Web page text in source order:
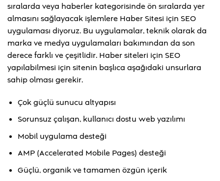
sıralarda veya haberler kategorisinde ön sıralarda yer
almasını sağlayacak işlemlere Haber Sitesi için SEO
uygulaması diyoruz. Bu uygulamalar, teknik olarak da
marka ve medya uygulamaları bakımından da son
derece farklı ve çeşitlidir. Haber siteleri için SEO
yapılabilmesi için sitenin başlıca aşağıdaki unsurlara
sahip olması gerekir.
Çok güçlü sunucu altyapısı
Sorunsuz çalışan, kullanıcı dostu web yazılımı
Mobil uygulama desteği
AMP (Accelerated Mobile Pages) desteği
Güçlü, organik ve tamamen özgün içerik